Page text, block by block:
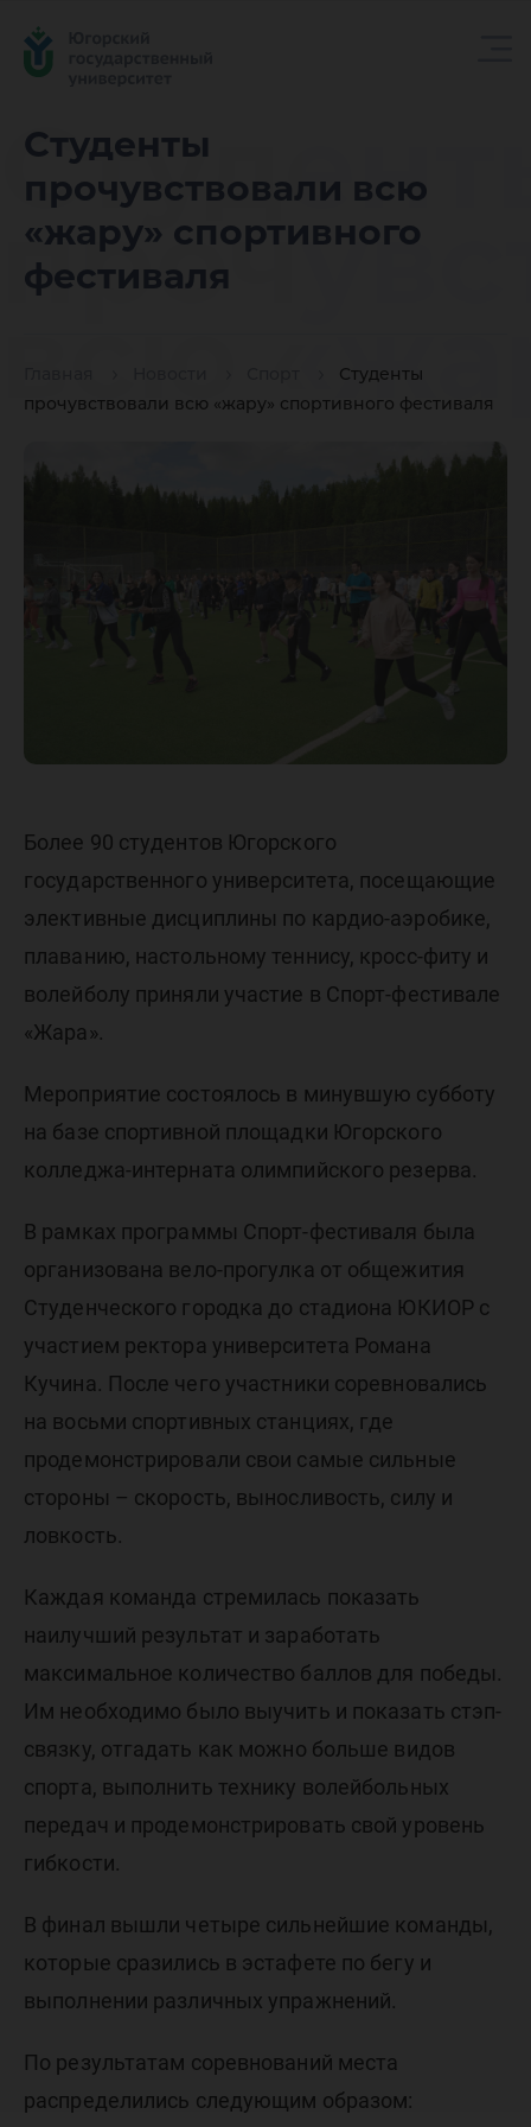
Студенты
прочувствовали всю
«жару» спортивного
фестиваля
Студенты
прочувствовали всю «жару» спортивного фестиваля
всю
Более 90 студентов Югорского
государственного университета, посещающие
элективные дисциплины по кардио-аэробике,
плаванию, настольному теннису, кросс-фиту и
волейболу приняли участие в Спорт-фестивале
«Жара».
Мероприятие состоялось в минувшую субботу
на базе спортивной площадки Югорского
колледжа-интерната олимпийского резерва.
В рамках программы Спорт-фестиваля была
организована вело-прогулка от общежития
Студенческого городка до стадиона ЮКИОР с
участием ректора университета Романа
Кучина. После чего участники соревновались
на восьми спортивных станциях, где
продемонстрировали свои самые сильные
стороны – скорость, выносливость, силу и
ловкость.
Каждая команда стремилась показать
наилучший результат и заработать
максимальное количество баллов для победы.
Им необходимо было выучить и показать стэп-
связку, отгадать как можно больше видов
спорта, выполнить технику волейбольных
передач и продемонстрировать свой уровень
гибкости.
В финал вышли четыре сильнейшие команды,
которые сразились в эстафете по бегу и
выполнении различных упражнений.
По результатам соревнований места
распределились следующим образом: